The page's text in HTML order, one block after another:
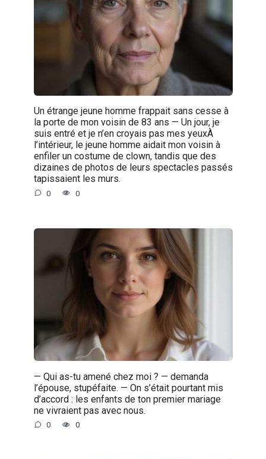
Un étrange jeune homme frappait sans cesse à
la porte de mon voisin de 83 ans — Un jour, je
suis entré et je n’en croyais pas mes yeuxÀ
l’intérieur, le jeune homme aidait mon voisin à
enfiler un costume de clown, tandis que des
dizaines de photos de leurs spectacles passés
tapissaient les murs.
0 0
— Qui as-tu amené chez moi ? — demanda
l’épouse, stupéfaite. — On s’était pourtant mis
d’accord : les enfants de ton premier mariage
ne vivraient pas avec nous.
0 0